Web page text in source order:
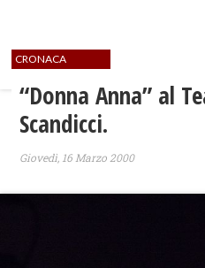
CRONACA
“Donna Anna” al
Scandicci.
Giovedì, 16 Marzo 2000